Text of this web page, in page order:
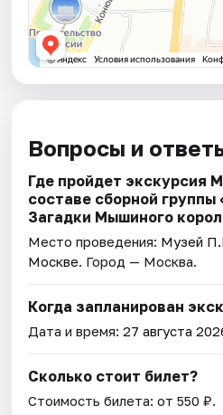
Вопросы и
Где пройдет экскурсия
составе сборной
Загадки Мышиного
Место проведения: Музей
Москве. Город — Москва.
Когда запланирован
Дата и время:27 августа
Сколько стоит билет?
Стоимость билета: от 550 ₽.